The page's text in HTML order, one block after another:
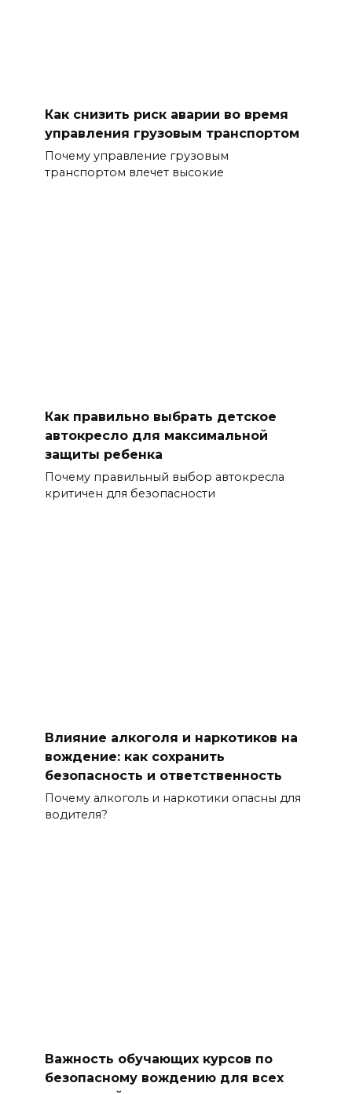
Как снизить риск аварии во время
управления грузовым транспортом
Почему управление грузовым
транспортом влечет высокие
Как правильно выбрать детское
автокресло для максимальной
защиты ребенка
Почему правильный выбор автокресла
критичен для безопасности
Влияние алкоголя и наркотиков на
вождение: как сохранить
безопасность и ответственность
Почему алкоголь и наркотики опасны для
водителя?
Важность обучающих курсов по
безопасному вождению для всех